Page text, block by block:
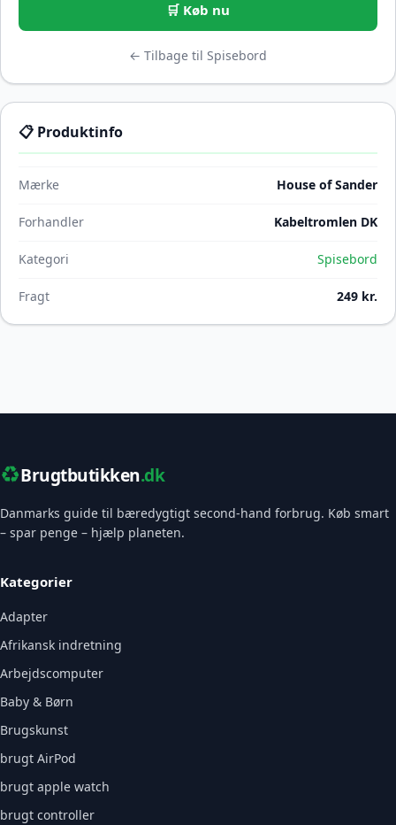
🛒 Køb nu
← Tilbage til Spisebord
📋 Produktinfo
Mærke House of Sander
Forhandler Kabeltromlen DK
Kategori Spisebord
Fragt 249 kr.
♻️Brugtbutikken.dk
Danmarks guide til bæredygtigt second-hand forbrug. Køb smart
– spar penge – hjælp planeten.
Kategorier
Adapter
Afrikansk indretning
Arbejdscomputer
Baby & Børn
Brugskunst
brugt AirPod
brugt apple watch
brugt controller